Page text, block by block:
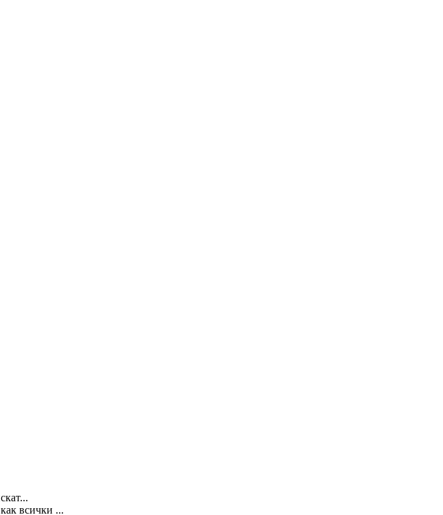
всички ...